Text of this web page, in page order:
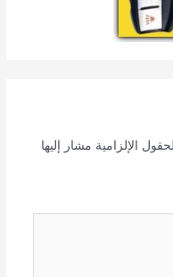
الإلزامية مشار إليها